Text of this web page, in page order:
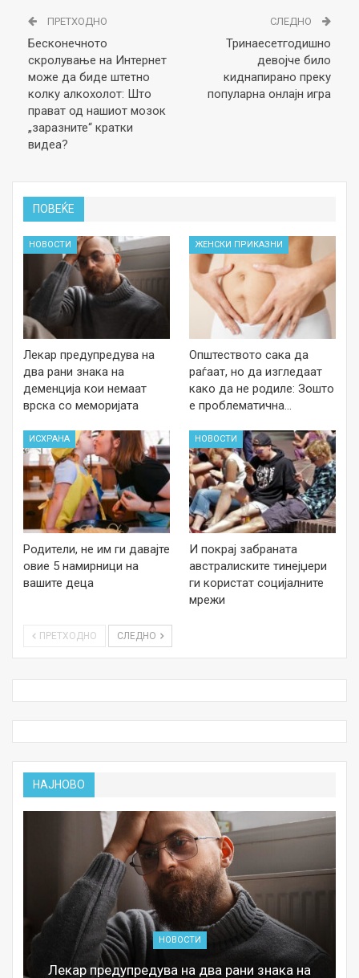
ПРЕТХОДНО
Бесконечното
скролување на Интернет
може да биде штетно
колку алкохолот: Што
прават од нашиот мозок
„заразните“ кратки
видеа?
СЛЕДНО
Тринаесетгодишно
девојче било
киднапирано преку
популарна онлајн игра
ПОВЕЌЕ
НОВОСТИ
Лекар предупредува на
два рани знака на
деменција кои немаат
врска со меморијата
ЖЕНСКИ ПРИКАЗНИ
Општеството сака да
раѓаат, но да изгледаат
како да не родиле: Зошто
е проблематична…
ИСХРАНА
Родители, не им ги давајте
овие 5 намирници на
вашите деца
НОВОСТИ
И покрај забраната
австралиските тинејџери
ги користат социјалните
мрежи
ПРЕТХОДНО СЛЕДНО
НАЈНОВО
НОВОСТИ
Лекар предупредува на два рани знака на